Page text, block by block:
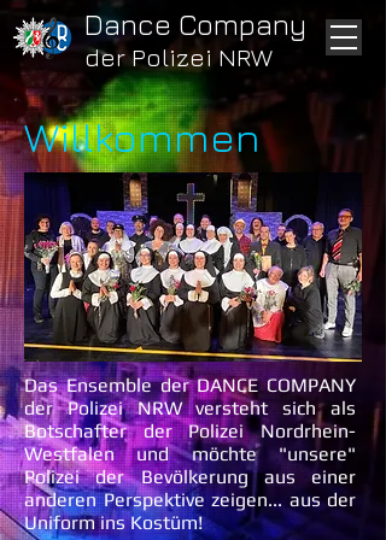
Dance Company
der Polizei NRW
Willkommen
Das Ensemble der DANCE COMPANY
der Polizei NRW versteht sich als
Botschafter der Polizei Nordrhein-
Westfalen und möchte "unsere"
Polizei der Bevölkerung aus einer
anderen Perspektive zeigen... aus der
Uniform ins Kostüm!